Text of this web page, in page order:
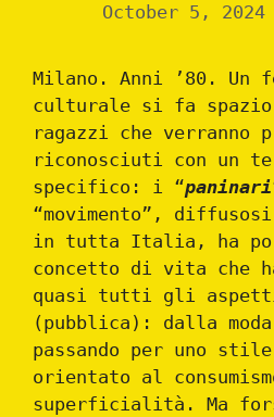
October 5, 2024
Milano. Anni ’80. Un
culturale si fa
ragazzi che verranno
riconosciuti con un
specifico: i “paninari
“movimento”,
in tutta Italia, ha
concetto di vita che
quasi tutti gli
(pubblica): dalla
passando per uno
orientato al
superficialità. Ma